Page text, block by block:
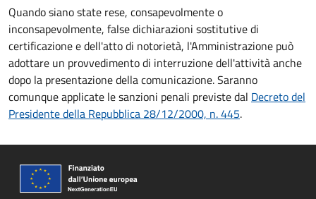
Quando siano state rese, consapevolmente o
inconsapevolmente, false dichiarazioni sostitutive di
certificazione e dell'atto di notorietà, l'Amministrazione può
adottare un provvedimento di interruzione dell'attività anche
dopo la presentazione della comunicazione. Saranno
comunque applicate le sanzioni penali previste dal Decreto del
Presidente della Repubblica 28/12/2000, n. 445.